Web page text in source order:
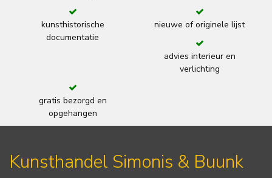
kunsthistorische
documentatie
nieuwe of originele lijst
advies interieur en
verlichting
gratis bezorgd en
opgehangen
Kunsthandel Simonis & Buunk